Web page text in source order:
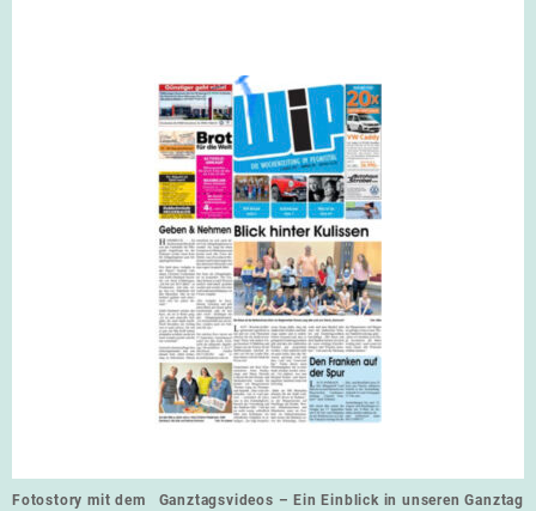
Beitragsnavigation
Fotostory mit dem
Ganztagsvideos – Ein Einblick in unseren Ganztag